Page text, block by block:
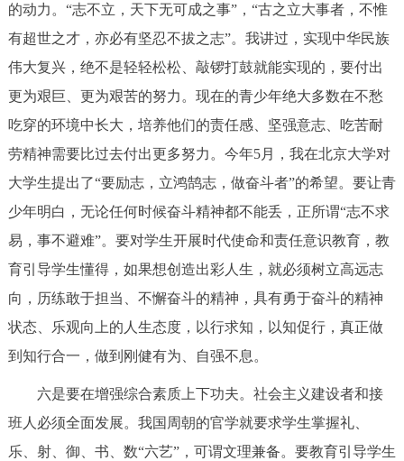
的动力。“志不立，天下无可成之事”，“古之立大事者，不惟
有超世之才，亦必有坚忍不拔之志”。我讲过，实现中华民族
伟大复兴，绝不是轻轻松松、敲锣打鼓就能实现的，要付出
更为艰巨、更为艰苦的努力。现在的青少年绝大多数在不愁
吃穿的环境中长大，培养他们的责任感、坚强意志、吃苦耐
劳精神需要比过去付出更多努力。今年5月，我在北京大学对
大学生提出了“要励志，立鸿鹄志，做奋斗者”的希望。要让青
少年明白，无论任何时候奋斗精神都不能丢，正所谓“志不求
易，事不避难”。要对学生开展时代使命和责任意识教育，教
育引导学生懂得，如果想创造出彩人生，就必须树立高远志
向，历练敢于担当、不懈奋斗的精神，具有勇于奋斗的精神
状态、乐观向上的人生态度，以行求知，以知促行，真正做
到知行合一，做到刚健有为、自强不息。
六是要在增强综合素质上下功夫。社会主义建设者和接
班人必须全面发展。我国周朝的官学就要求学生掌握礼、
乐、射、御、书、数“六艺”，可谓文理兼备。要教育引导学生